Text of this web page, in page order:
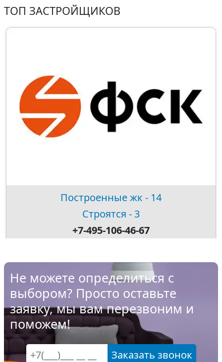
ТОП ЗАСТРОЙЩИКОВ
Построенные жк - 14
Строятся - 3
+7-495-106-46-67
Не можете определиться с
выбором? Просто оставьте
заявку, мы вам перезвоним и
поможем!
Заказать звонок